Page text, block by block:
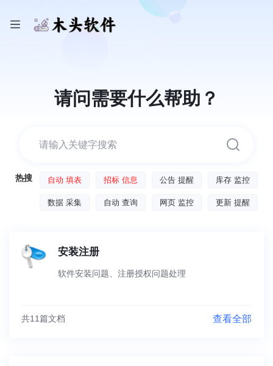
请问需要什么帮助？
热搜 自动 填表 招标 信息 公告 提醒 库存 监控
数据 采集 自动 查询 网页 监控 更新 提醒
安装注册
软件安装问题、注册授权问题处理
共11篇文档 查看全部